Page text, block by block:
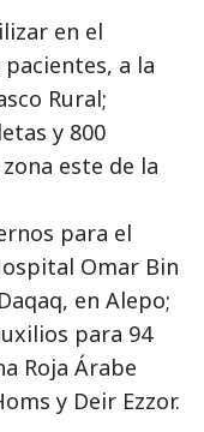
en el
a la
Rural;
y 800
este de la
para el
Omar Bin
en Alepo;
para 94
Roja Árabe
y Deir Ezzor.